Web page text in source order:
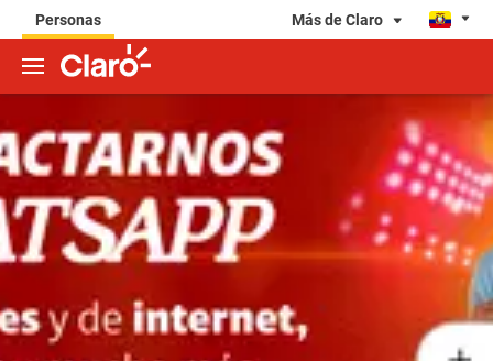
Personas Más de Claro